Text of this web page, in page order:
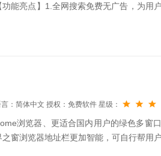
能亮点】1.全网搜索免费无广告，为用
维导图、相关事件和人物；一键导出搜
：简体中文 授权：免费软件 星级：
浏览器、更适合国内用户的绿色多窗
窗浏览器地址栏更加智能，可自行帮用
器功能特色1.免费小巧、快速，资